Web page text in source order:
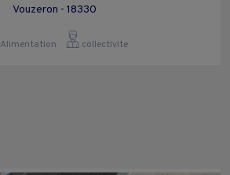
Vouzeron - 18330
Alimentation collectivite